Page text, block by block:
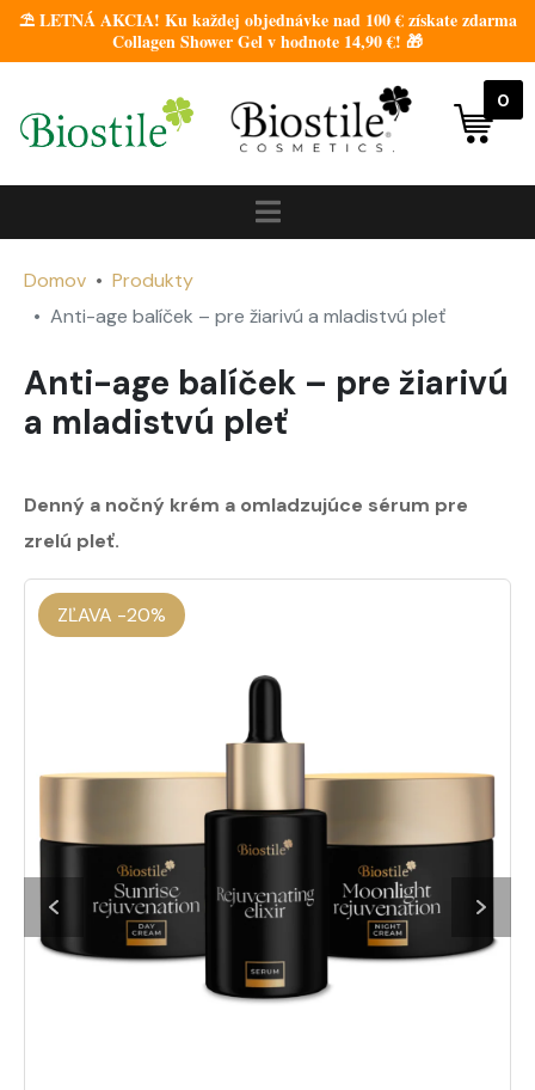
⛱️ LETNÁ AKCIA! Ku každej objednávke nad 100 € získate zdarma
Collagen Shower Gel v hodnote 14,90 €! 🎁
0
Domov
Produkty
Anti-age balíček – pre žiarivú a mladistvú pleť
Anti-age balíček – pre žiarivú
a mladistvú pleť
Denný a nočný krém a omladzujúce sérum pre
zrelú pleť.
ZĽAVA -20%